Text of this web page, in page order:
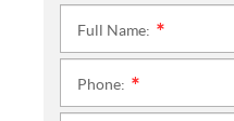
Full Name:
Phone: